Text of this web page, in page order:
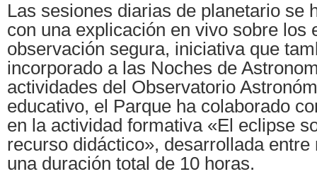
Las sesiones diarias de planetario se
con una explicación en vivo sobre los
observación segura, iniciativa que
incorporado a las Noches de
actividades del Observatorio
educativo, el Parque ha colaborado
en la actividad formativa «El eclipse
recurso didáctico», desarrollada entre
una duración total de 10 horas.